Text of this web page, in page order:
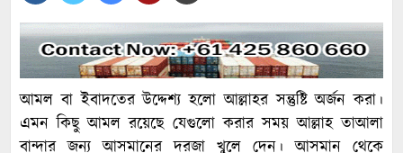
আমল বা ইবাদতের উদ্দেশ্য হলো আল্লাহর সন্তুষ্টি অর্জন করা।
এমন কিছু আমল রয়েছে যেগুলো করার সময় আল্লাহ তাআলা
বান্দার জন্য আসমানের দরজা খুলে দেন। আসমান থেকে